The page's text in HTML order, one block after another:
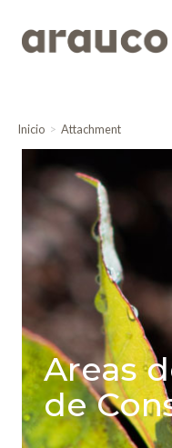
Inicio Attachment
Areas
de